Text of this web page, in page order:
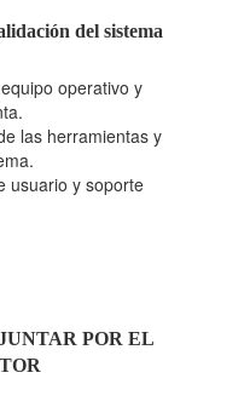
del sistema
operativo y
las herramientas y
usuario y soporte
POR EL